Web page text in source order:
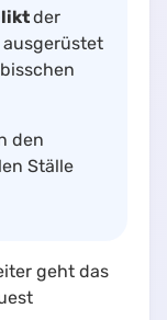
der
ausgerüstet
den
Ställe
geht das